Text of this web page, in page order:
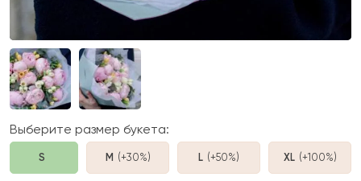
Выберите размер букета:
S M (+30%) L (+50%) XL (+100%)